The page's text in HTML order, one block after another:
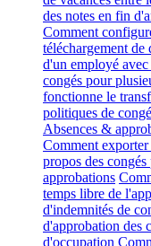
des notes en fin
Comment
téléchargement de
d'un employé
congés pour
fonctionne le
politiques de
Absences &
Comment
propos des congés
approbations
temps libre de
d'indemnités de
d'approbation des
d'occupation